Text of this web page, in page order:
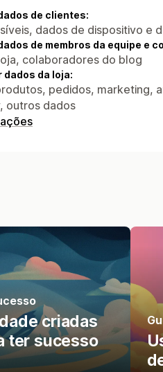
de clientes:
dados de dispositivo e
de membros da equipe e
colaboradores do blog
dados da loja:
pedidos, marketing,
outros dados
criadas
ter sucesso